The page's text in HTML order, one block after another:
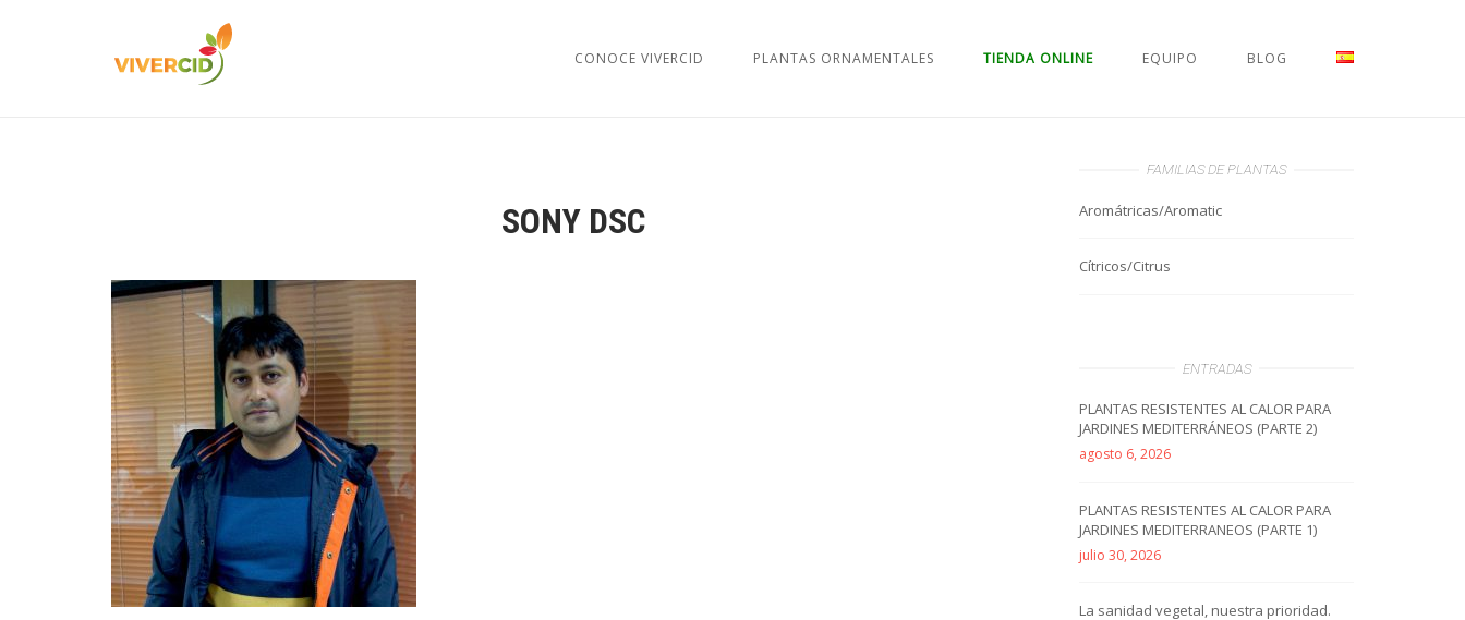
CONOCE VIVERCID PLANTAS ORNAMENTALES TIENDA ONLINE EQUIPO BLOG
SONY DSC
FAMILIAS DE PLANTAS
Aromátricas/Aromatic
Cítricos/Citrus
ENTRADAS
PLANTAS RESISTENTES AL CALOR PARA
JARDINES MEDITERRÁNEOS (PARTE 2)
agosto 6, 2026
PLANTAS RESISTENTES AL CALOR PARA
JARDINES MEDITERRANEOS (PARTE 1)
julio 30, 2026
La sanidad vegetal, nuestra prioridad.